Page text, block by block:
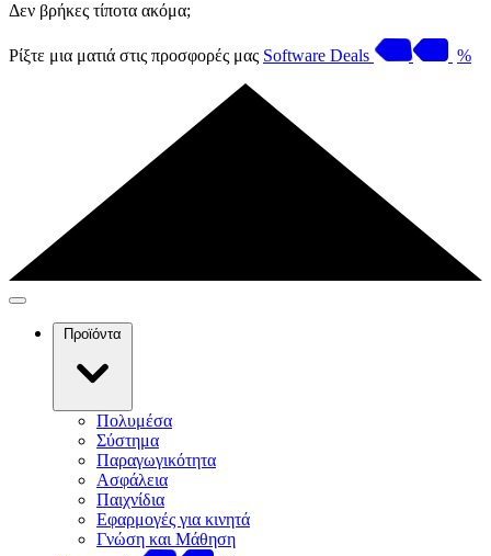
Δεν βρήκες τίποτα ακόμα;
Ρίξτε μια ματιά στις προσφορές μας Software Deals %
Προϊόντα
Πολυμέσα
Σύστημα
Παραγωγικότητα
Ασφάλεια
Παιχνίδια
Εφαρμογές για κινητά
Γνώση και Μάθηση